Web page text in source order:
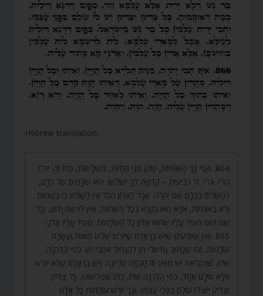
Hebrew translation:
864. וְאַף כָּךְ הָאוֹתִיּוֹת, שֶׁהֵן פְּנֵי הַחַיּוֹת, מְשֻׁלָּשׁוֹת, כְּמוֹ זֶה: יה”ו.
הו”י. וה”י. ה’ רְבִיעִית – קְדֻשָּׁה לְךָ יְשַׁלֵּשׁוּ. הִיא שְׁלָמִים שֶׁל כֻּלָּם,
לְהַשְׁלִים בְּכֻלָּם שֵׁם יְהֹוָ”ה. אֲבָל לַאֲדוֹן הַכֹּל אֵין לְשַׁלֵּשׁ בּוֹ בְּשֵׁמוֹת
וְלֹא בְּאוֹתִיּוֹת, אֶלָּא הוּא נִקְרָא בְּכָל הַשֵּׁמוֹת, וְאֵין לוֹ שֵׁם יָדוּעַ, וְכָל
שֵׁם וְשֵׁם מֵעִיד עָלָיו שֶׁהוּא אֲדוֹן כָּל הָעוֹלָמוֹת. מֵעִיד עָלָיו אֲדֹנָי.
865. וְאֵין שֶׁיּוֹדְעִים שֶׁיֵּשׁ בֶּן אָדָם שֶׁיּוֹרֵשׁ שְׁלֹשׁ מֵאוֹת וַעֲשָׂרָה
עוֹלָמוֹת, זֶהוּ שֶׁכָּתוּב (משלי ח) לְהַנְחִיל אֹהֲבַי יֵשׁ. כְּפִי הַדַּרְגָּה
שֶׁלּוֹ, שֶׁנִּקְרֵאת יֵשׁ מֵאַיִן. וְזוֹ חָכְמָה עֶלְיוֹנָה. וְיֵשׁ בֶּן אָדָם שֶׁלֹּא יוֹרֵשׁ
אֶלָּא עוֹלָם אֶחָד, כְּפִי הַדַּרְגָּה שֶׁלּוֹ, כְּמוֹ שֶׁפֵּרְשׁוּהוּ, כָּל צַדִּיק
וְצַדִּיק יֵשׁ לוֹ עוֹלָם בִּפְנֵי עַצְמוֹ. וְכָךְ יוֹרֵשׁ עוֹלָמוֹת כָּל אָדָם